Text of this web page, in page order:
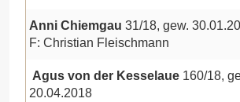
Anni Chiemgau 31/18, gew.
F: Christian Fleischmann
Agus von der Kesselaue 160/18,
20.04.2018